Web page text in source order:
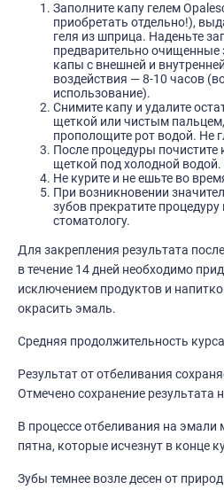
Заполните капу гелем
приобретать отдельно!),
геля из шприца. Наденьте
предварительно очищенные
капы с внешней и
воздействия — 8-10 часов
использование).
Снимите капу и удалите
щеткой или чистым
прополощите рот водой. Не
После процедуры почистите
щеткой под холодной водой.
Не курите и не ешьте во
При возникновении
зубов прекратите процедуру
стоматологу.
Для закрепления результата
в течение 14 дней необходимо
исключением продуктов и
окрасить эмаль.
Средняя продолжительность
Результат от отбеливания
Отмечено сохранение результата
В процессе отбеливания на эмали
пятна, которые исчезнут в конце
Зубы темнее возле десен от